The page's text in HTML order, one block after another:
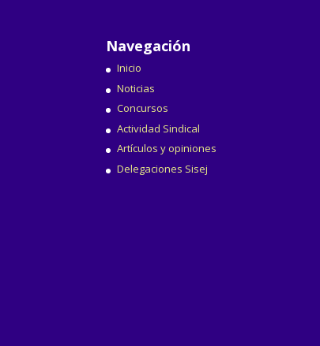
Navegación
Inicio
Noticias
Concursos
Actividad Sindical
Artículos y opiniones
Delegaciones Sisej